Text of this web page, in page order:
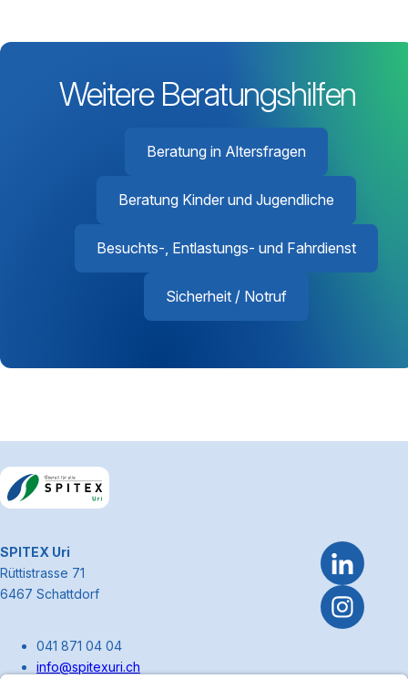
Weitere Beratungshilfen
Beratung in Altersfragen
Beratung Kinder und Jugendliche
Besuchts-, Entlastungs- und Fahrdienst
Sicherheit / Notruf
Footerbereich
~Kontaktinformationen
SPITEX Uri
Rüttistrasse 71
6467 Schattdorf
041 871 04 04
info@spitexuri.ch